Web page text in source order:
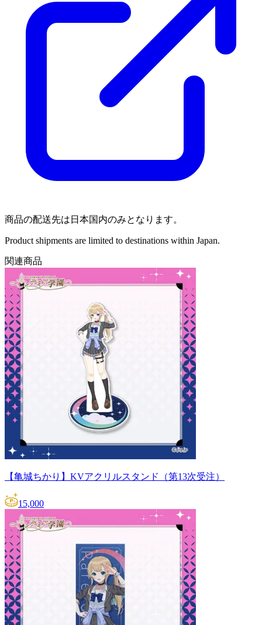
商品の配送先は日本国内のみとなります。
Product shipments are limited to destinations within Japan.
関連商品
【亀城ちかり】KVアクリルスタンド（第13次受注）
15,000